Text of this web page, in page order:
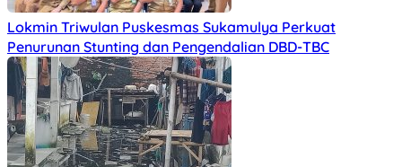
Lokmin Triwulan Puskesmas Sukamulya Perkuat
Penurunan Stunting dan Pengendalian DBD-TBC